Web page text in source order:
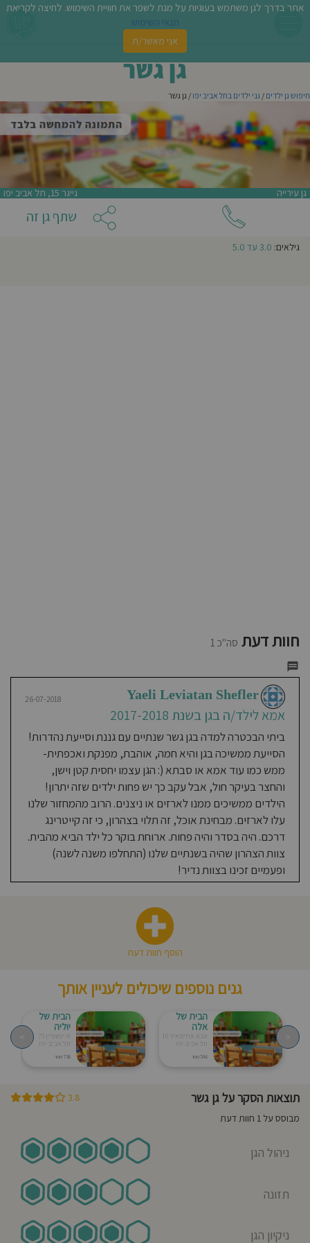
גן גשר
חיפוש גן ילדים / גני ילדים בתל אביב יפו / גן גשר
גייגר 15, תל אביב יפו גן עירייה
שתף גן זה
גילאים: 3.0 עד 5.0
חוות דעת סה"כ 1
26-07-2018 Yaeli Leviatan Shefler
אמא לילד/ה בגן בשנת 2017-2018
ביתי הבכטרה למדה בגן גשר שנתיים עם גננת וסייעת נהדרות!
הסייעת ממשיכה בגן והיא חמה, אוהבת, מפנקת ואכפתית-
ממש כמו עוד אמא או סבתא (: הגן עצמו יחסית קטן וישן,
והחצר בעיקר חול, אבל עקב כך יש פחות ילדים שזה יתרון!
הילדים ממשיכים ממנו לארזים או ניצנים. הרוב מהמחזור שלנו
עלו לארזים. מבחינת אוכל, זה תלוי בצהרון, כי זה קייטרינג
דרכם. היה בסדר והיה פחות. ארוחת בוקר כל ילד הביא מהבית.
צוות הצהרון שהיה בשנתיים שלנו (התחלפו משנה לשנה)
ופעמיים זכינו בצוות נדיר!
הוסף חוות דעת
גנים נוספים שיכולים לעניין אותך
הבית של
אלה
אבא אחימאיר 10
תל אביב-יפו
546 מטר
הבית של
יוליה
איינשטיין 73
תל אביב-יפו
736 מטר
> <
תוצאות הסקר על גן גשר
מבוסס על 1 חוות דעת
3.8
ניהול הגן
תזונה
ניקיון הגן
צור קשר עםגן גשר
אני מעונין שהודעה זו תישלח לגנים נוספים באזור
אתר בדרך לגן משתמש בעוגיות על מנת לשפר את חוויית השימוש. לחיצה לקריאת
תנאי השימוש
אני מאשר/ת